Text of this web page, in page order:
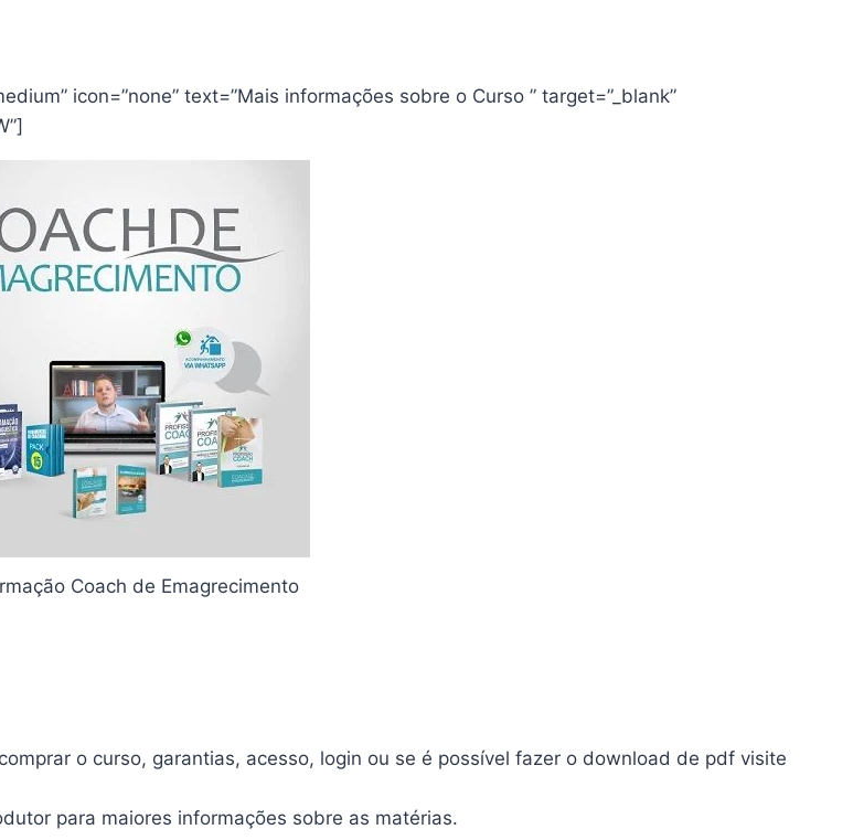
icon=”none” text=”Mais informações sobre o Curso ” target=”_blank”
Coach de Emagrecimento
o curso, garantias, acesso, login ou se é possível fazer o download de pdf visite
para maiores informações sobre as matérias.